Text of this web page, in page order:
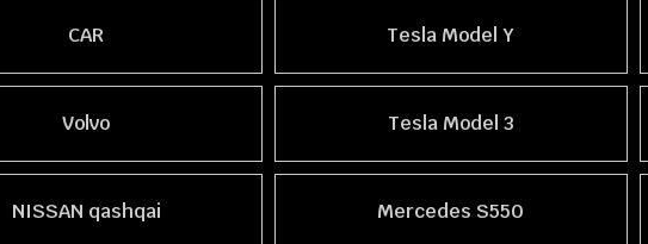
CAR Tesla Model Y
Volvo Tesla Model 3
NISSAN qashqai Mercedes S550